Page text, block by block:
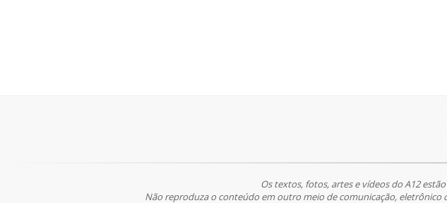
Os textos, fotos, artes e vídeos do A12
Não reproduza o conteúdo em outro meio de comunicação, eletrônico